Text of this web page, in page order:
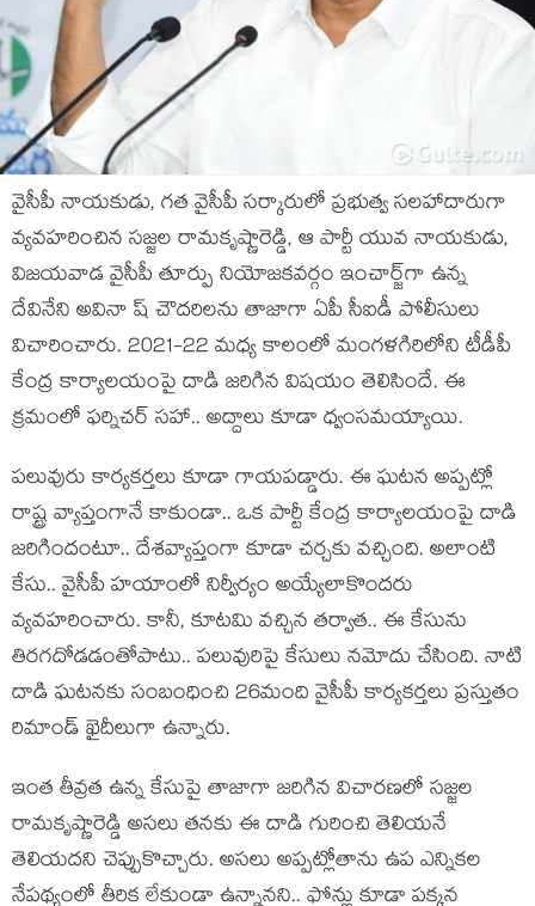
వైసీపీ నాయ‌కుడు, గ‌త వైసీపీ స‌ర్కారులో ప్ర‌భుత్వ స‌ల‌హాదారుగా
వ్య‌వ‌హ‌రించిన స‌జ్జ‌ల రామ‌కృష్ణారెడ్డి, ఆ పార్టీ యువ నాయ‌కుడు,
విజ‌య‌వాడ వైసీపీ తూర్పు నియోజ‌క‌వ‌ర్గం ఇంచార్జ్‌గా ఉన్న
దేవినేని అవినా ష్ చౌద‌రిల‌ను తాజాగా ఏపీ సీఐడీ పోలీసులు
విచారించారు. 2021-22 మ‌ధ్య కాలంలో మంగ‌ళ‌గిరిలోని టీడీపీ
కేంద్ర కార్యాల‌యంపై దాడి జ‌రిగిన విష‌యం తెలిసిందే. ఈ
క్ర‌మంలో ఫ‌ర్నిచ‌ర్ స‌హా.. అద్దాలు కూడా ధ్వంస‌మ‌య్యాయి.
ప‌లువురు కార్య‌క‌ర్త‌లు కూడా గాయ‌ప‌డ్డారు. ఈ ఘ‌ట‌న అప్ప‌ట్లో
రాష్ట్ర వ్యాప్తంగానే కాకుండా.. ఒక పార్టీ కేంద్ర కార్యాల‌యంపై దాడి
జ‌రిగిందంటూ.. దేశ‌వ్యాప్తంగా కూడా చ‌ర్చ‌కు వ‌చ్చింది. అలాంటి
కేసు.. వైసీపీ హ‌యాంలో నిర్వీర్యం అయ్యేలాకొంద‌రు
వ్య‌వ‌హ‌రించారు. కానీ, కూట‌మి వ‌చ్చిన త‌ర్వాత‌.. ఈ కేసును
తిర‌గ‌దోడ‌డంతోపాటు.. ప‌లువురిపై కేసులు న‌మోదు చేసింది. నాటి
దాడి ఘ‌ట‌న‌కు సంబంధించి 26మంది వైసీపీ కార్య‌క‌ర్త‌లు ప్ర‌స్తుతం
రిమాండ్ ఖైదీలుగా ఉన్నారు.
ఇంత తీవ్రత ఉన్న కేసుపై తాజాగా జ‌రిగిన విచార‌ణలో స‌జ్జ‌ల
రామ‌కృష్ణారెడ్డి అస‌లు త‌న‌కు ఈ దాడి గురించి తెలియనే
తెలియ‌ద‌ని చెప్పుకొచ్చారు. అస‌లు అప్ప‌ట్లోతాను ఉప ఎన్నిక‌ల
నేప‌థ్యంలో తీరిక లేకుండా ఉన్నాన‌ని.. ఫోన్లు కూడా పక్కన